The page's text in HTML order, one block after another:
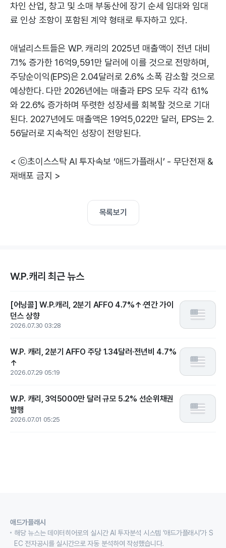
차인 산업, 창고 및 소매 부동산에 장기 순세 임대와 임대
료 인상 조항이 포함된 계약 형태로 투자하고 있다.
애널리스트들은 W.P. 캐리의 2025년 매출액이 전년 대비
7.1% 증가한 16억9,591만 달러에 이를 것으로 전망하며,
주당순이익(EPS)은 2.04달러로 2.6% 소폭 감소할 것으로
예상한다. 다만 2026년에는 매출과 EPS 모두 각각 6.1%
와 22.6% 증가하며 뚜렷한 성장세를 회복할 것으로 기대
된다. 2027년에도 매출액은 19억5,022만 달러, EPS는 2.
56달러로 지속적인 성장이 전망된다.
< ⓒ초이스스탁 AI 투자속보 ‘애드가플래시’ - 무단전재 &
재배포 금지 >
목록보기
W.P.캐리 최근 뉴스
[어닝콜] W.P.캐리, 2분기 AFFO 4.7%↑·연간 가이
던스 상향
2026.07.30 03:28
W.P. 캐리, 2분기 AFFO 주당 1.34달러·전년비 4.7%
↑
2026.07.29 05:19
W.P. 캐리, 3억5000만 달러 규모 5.2% 선순위채권
발행
2026.07.01 05:25
애드가플래시
해당 뉴스는 데이터히어로의 실시간 AI 투자분석 시스템 ‘애드가플래시’가 S
EC 전자공시를 실시간으로 자동 분석하여 작성했습니다.